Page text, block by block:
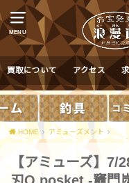
MENU
買取について アクセス
HOME アミューズメント
【アミューズ】